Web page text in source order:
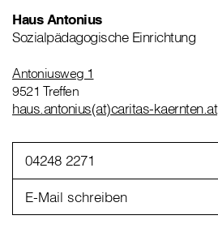
Haus Antonius
Sozialpädagogische Einrichtung
Antoniusweg 1
9521 Treffen
haus.antonius(at)caritas-kaernten.at
04248 2271
E-Mail schreiben